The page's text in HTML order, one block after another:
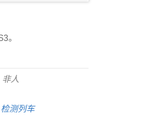
。
非人
检测列车